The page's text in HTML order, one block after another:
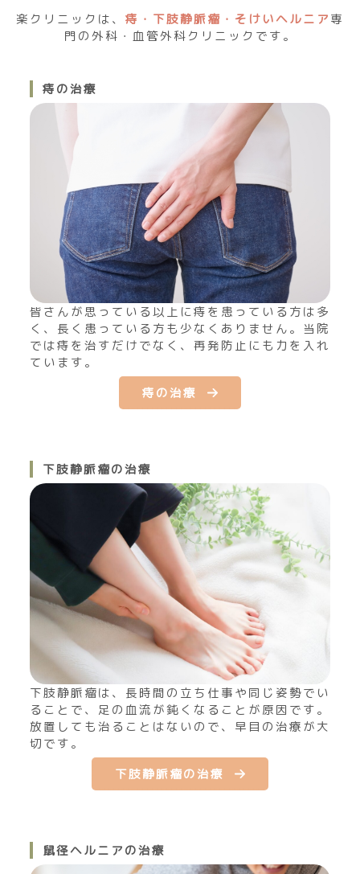
楽クリニックは、 痔・下肢静脈瘤・そけいヘルニア専
門の外科・血管外科クリニックです。
痔の治療
皆さんが思っている以上に痔を患っている方は多
く、長く患っている方も少なくありません。当院
では痔を治すだけでなく、再発防止にも力を入れ
ています。
痔の治療
下肢静脈瘤の治療
下肢静脈瘤は、長時間の立ち仕事や同じ姿勢でい
ることで、足の血流が鈍くなることが原因です。
放置しても治ることはないので、早目の治療が大
切です。
下肢静脈瘤の治療
鼠径ヘルニアの治療